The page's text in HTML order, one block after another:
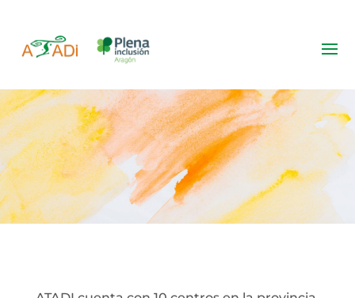
Centros ATADI